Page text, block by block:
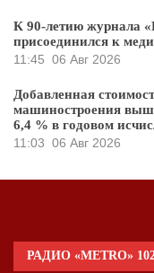
К 90-летию журнала
присоединился к
11:45 06 Авг 2026
Добавленная
машиностроения
6,4 % в годовом
11:03 06 Авг 2026
РАДИО «METRO»